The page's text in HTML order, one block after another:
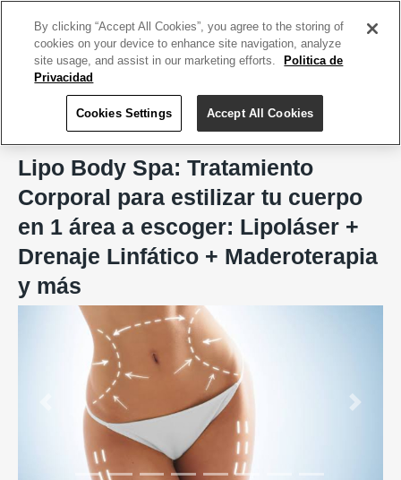
Lipo Body Spa, San Juan
Lipo Body Spa: Tratamiento
Corporal para estilizar tu cuerpo
en 1 área a escoger: Lipoláser +
Drenaje Linfático + Maderoterapia
y más
Previous Next
By clicking “Accept All Cookies”, you agree to the storing of
cookies on your device to enhance site navigation, analyze
site usage, and assist in our marketing efforts.
Politica de
Privacidad
Cookies Settings Accept All Cookies